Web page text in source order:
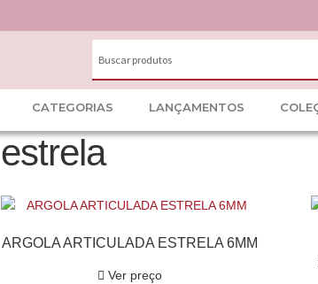
CATEGORIAS LANÇAMENTOS
estrela
ARGOLA ARTICULADA ESTRELA 6MM
Ver preço